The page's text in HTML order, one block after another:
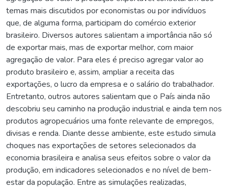
temas mais discutidos por economistas ou por indivíduos
que, de alguma forma, participam do comércio exterior
brasileiro. Diversos autores salientam a importância não só
de exportar mais, mas de exportar melhor, com maior
agregação de valor. Para eles é preciso agregar valor ao
produto brasileiro e, assim, ampliar a receita das
exportações, o lucro da empresa e o salário do trabalhador.
Entretanto, outros autores salientam que o País ainda não
descobriu seu caminho na produção industrial e ainda tem nos
produtos agropecuários uma fonte relevante de empregos,
divisas e renda. Diante desse ambiente, este estudo simula
choques nas exportações de setores selecionados da
economia brasileira e analisa seus efeitos sobre o valor da
produção, em indicadores selecionados e no nível de bem-
estar da população. Entre as simulações realizadas,